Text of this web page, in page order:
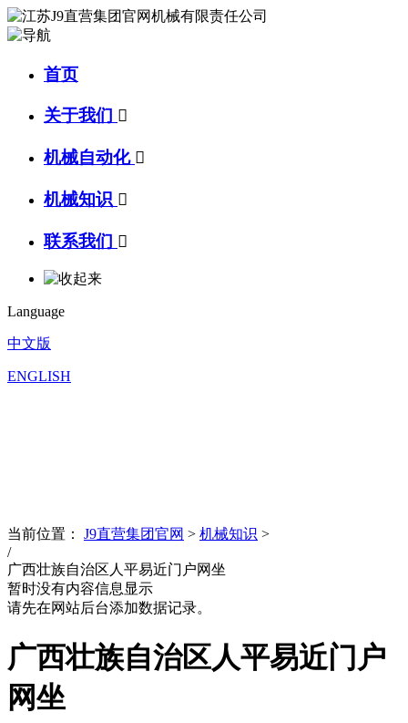
首页
关于我们 
机械自动化 
机械知识 
联系我们 
Language
中文版
ENGLISH
当前位置： J9直营集团官网 > 机械知识 >
/
广西壮族自治区人平易近门户网坐
暂时没有内容信息显示
请先在网站后台添加数据记录。
广西壮族自治区人平易近门户
网坐